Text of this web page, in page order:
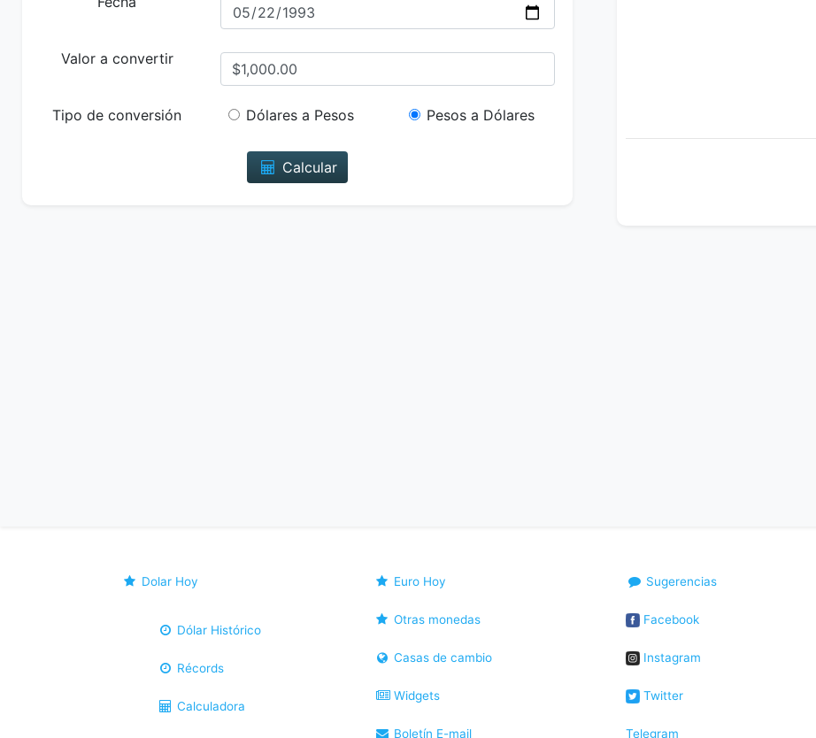
Valor a convertir
Tipo de conversión Dólares a Pesos Pesos a Dólares
Calcular
Dolar Hoy
Dólar Histórico
Récords
Calculadora
Euro Hoy
Otras monedas
Casas de cambio
Widgets
Boletín E-mail
Sugerencias
Facebook
Instagram
Twitter
Telegram